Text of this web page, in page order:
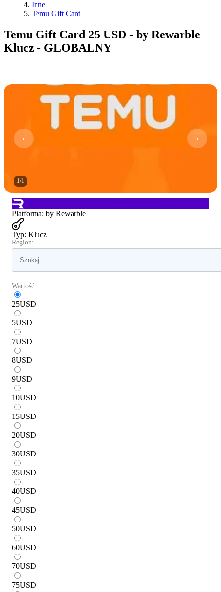
Inne
Temu Gift Card
Temu Gift Card 25 USD - by Rewarble
Klucz - GLOBALNY
1/1
Platforma: by Rewarble
Typ: Klucz
Region:
Wartość:
25USD
5USD
7USD
8USD
9USD
10USD
15USD
20USD
30USD
35USD
40USD
45USD
50USD
60USD
70USD
75USD